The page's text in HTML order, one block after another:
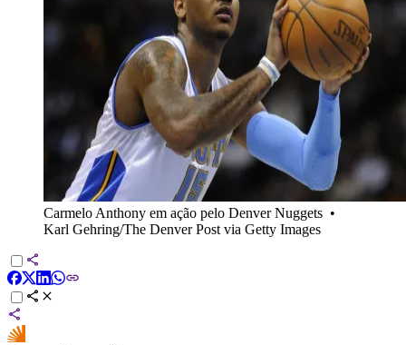
Carmelo Anthony em ação pelo Denver Nuggets •
Karl Gehring/The Denver Post via Getty Images